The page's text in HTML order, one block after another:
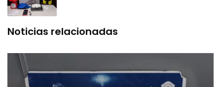
Noticias relacionadas